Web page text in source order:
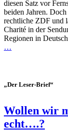
diesen Satz vor
beiden Jahren.
rechtliche ZDF und
Charité in der
Regionen in
…
„Der Leser-Brief“
Wollen wir
echt….?